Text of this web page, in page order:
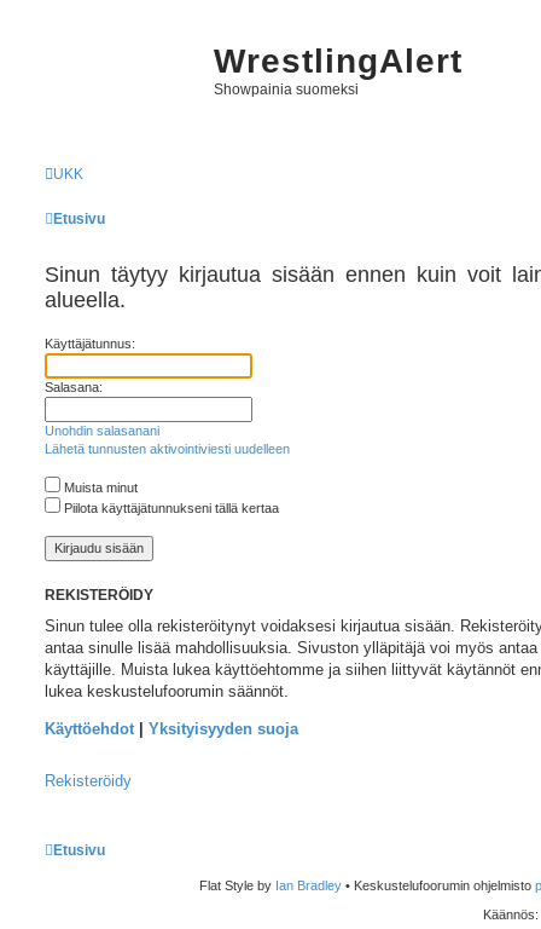
WrestlingAlert
Showpainia suomeksi
UKK
Etusivu
Sinun täytyy kirjautua sisään ennen kuin voit
alueella.
Käyttäjätunnus:
Salasana:
Unohdin salasanani
Lähetä tunnusten aktivointiviesti uudelleen
Muista minut
Piilota käyttäjätunnukseni tällä kertaa
REKISTERÖIDY
Sinun tulee olla rekisteröitynyt voidaksesi kirjautua sisään.
antaa sinulle lisää mahdollisuuksia. Sivuston ylläpitäjä voi myös
käyttäjille. Muista lukea käyttöehtomme ja siihen liittyvät käytännöt
lukea keskustelufoorumin säännöt.
Käyttöehdot| Yksityisyyden suoja
Rekisteröidy
Etusivu
Flat Style by Ian Bradley • Keskustelufoorumin ohjelmisto